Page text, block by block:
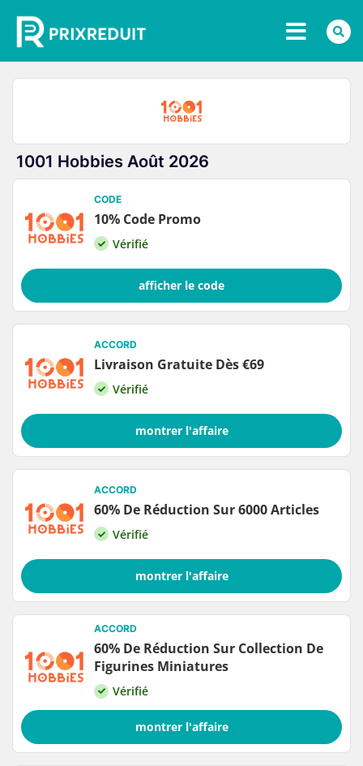
1001 Hobbies Août 2026
CODE
10% Code Promo
Vérifié
afficher le code
ACCORD
Livraison Gratuite Dès €69
Vérifié
montrer l'affaire
ACCORD
60% De Réduction Sur 6000 Articles
Vérifié
montrer l'affaire
ACCORD
60% De Réduction Sur Collection De
Figurines Miniatures
Vérifié
montrer l'affaire